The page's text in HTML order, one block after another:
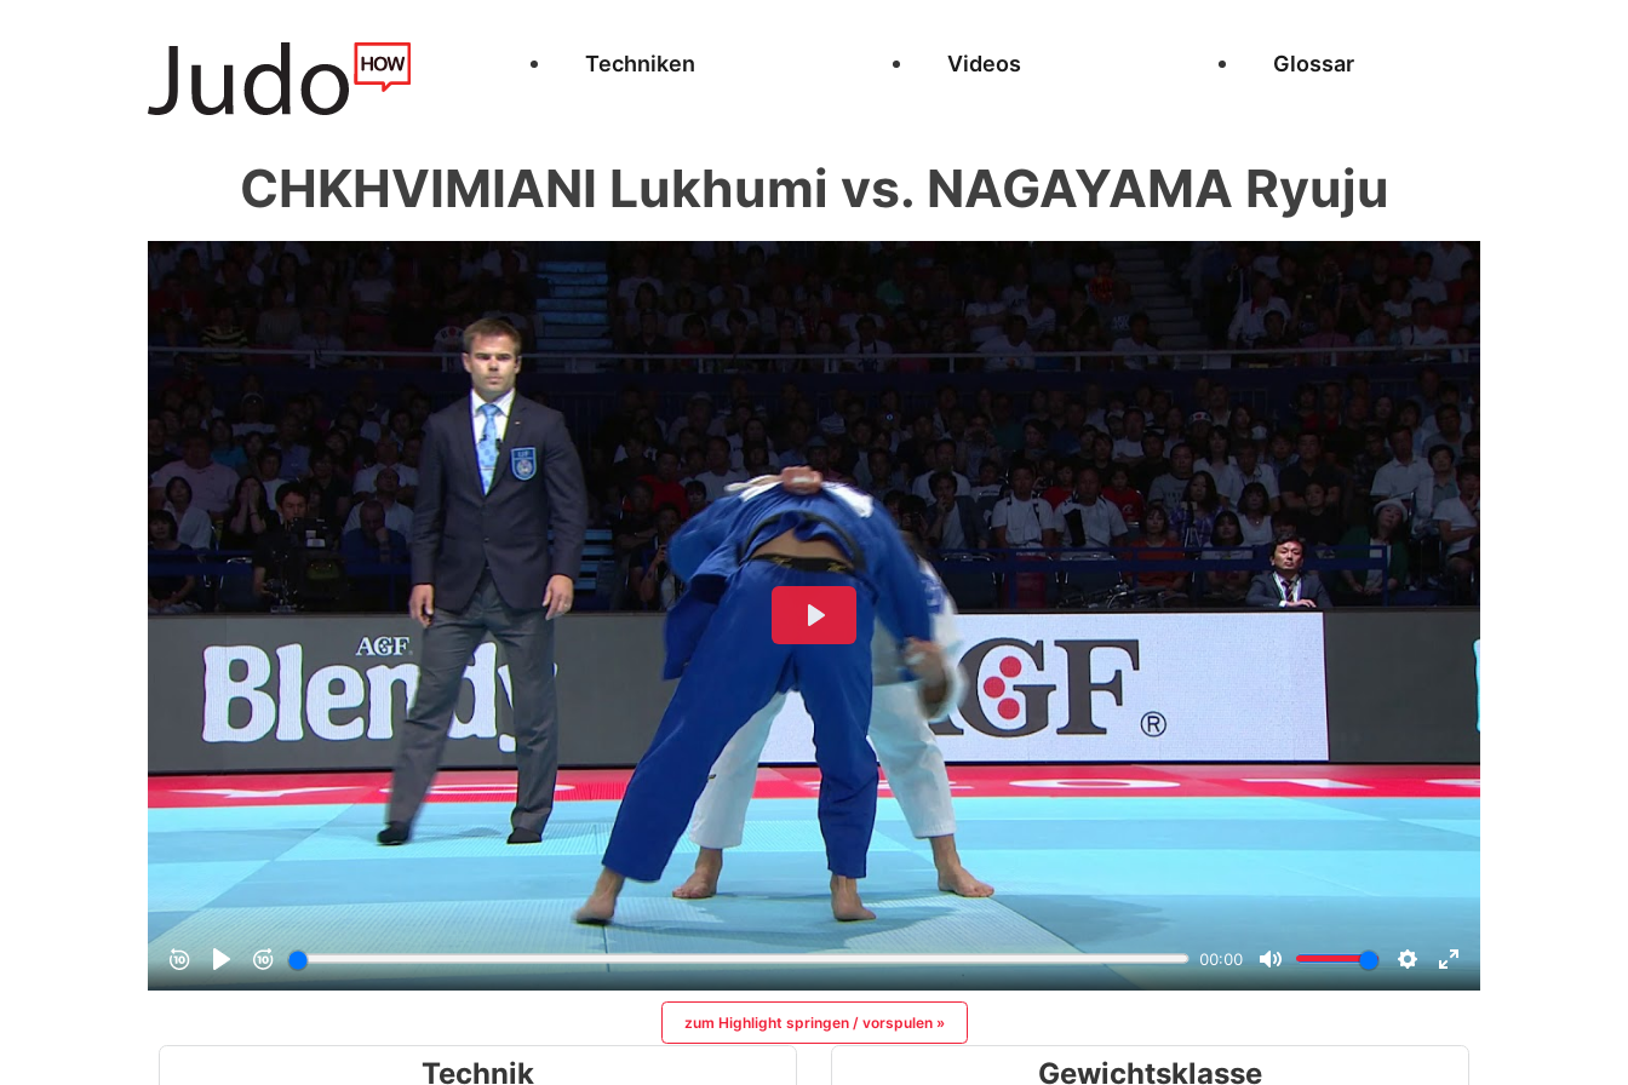
Techniken Videos Glossar
CHKHVIMIANI Lukhumi vs. NAGAYAMA Ryuju
zum Highlight springen / vorspulen »
Technik Gewichtsklasse